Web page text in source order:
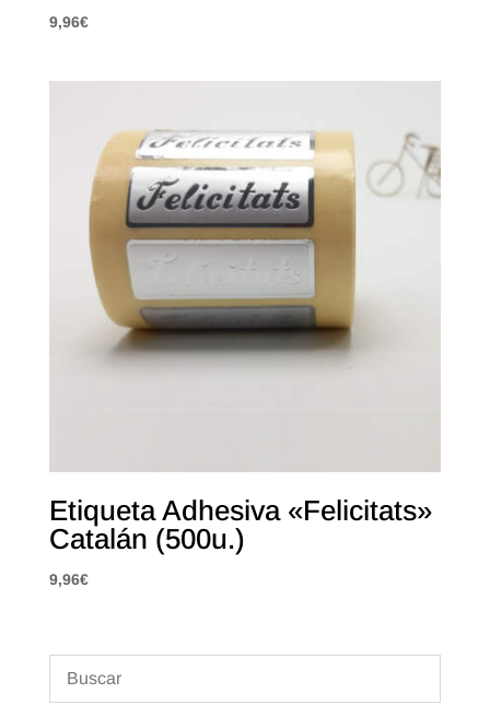
9,96€
Etiqueta Adhesiva «Felicitats»
Catalán (500u.)
9,96€